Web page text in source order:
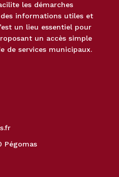
les démarches
informations utiles et
un lieu essentiel pour
un accès simple
de services municipaux.
Pégomas